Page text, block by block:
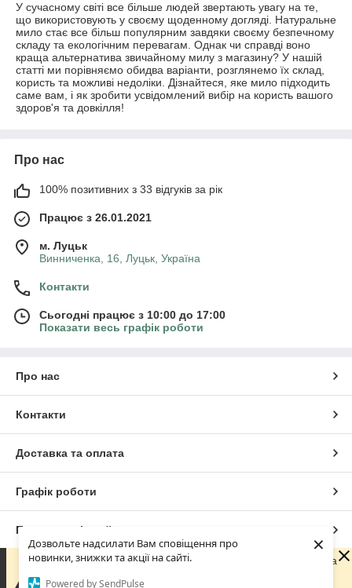
Дозвольте надсилати Вам сповіщення про
новинки, знижки та акції на сайті.
Powered by SendPulse
×
У сучасному світі все більше людей звертають увагу на те,
що використовують у своєму щоденному догляді. Натуральне
мило стає все більш популярним завдяки своєму безпечному
складу та екологічним перевагам. Однак чи справді воно
краща альтернатива звичайному милу з магазину? У нашій
статті ми порівняємо обидва варіанти, розглянемо їх склад,
користь та можливі недоліки. Дізнайтеся, яке мило підходить
саме вам, і як зробити усвідомлений вибір на користь вашого
здоров'я та довкілля!
Про нас
100% позитивних з 33 відгуків за рік
Працює з 26.01.2021
м. Луцьк
Винниченка, 16, Луцьк, Україна
Контакти
Сьогодні працює з 10:00 до 17:00
Показати весь графік роботи
Про нас
Контакти
Доставка та оплата
Графік роботи
Повна версія сайту
Шановні покупці! З 29 липня по 18 серпня наша команда